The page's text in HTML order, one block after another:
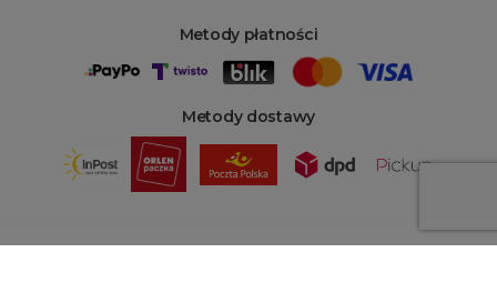
Metody płatności
Metody dostawy